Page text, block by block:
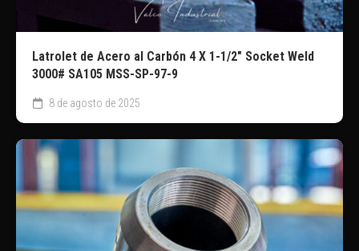
Latrolet de Acero al Carbón 4 X 1-1/2″ Socket Weld
3000# SA105 MSS-SP-97-9
8 de agosto de 2025